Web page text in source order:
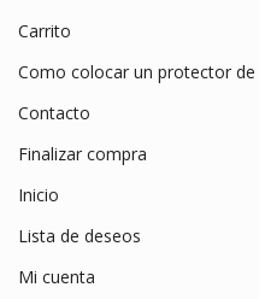
Carrito
Como colocar un protector
Contacto
Finalizar compra
Inicio
Lista de deseos
Mi cuenta